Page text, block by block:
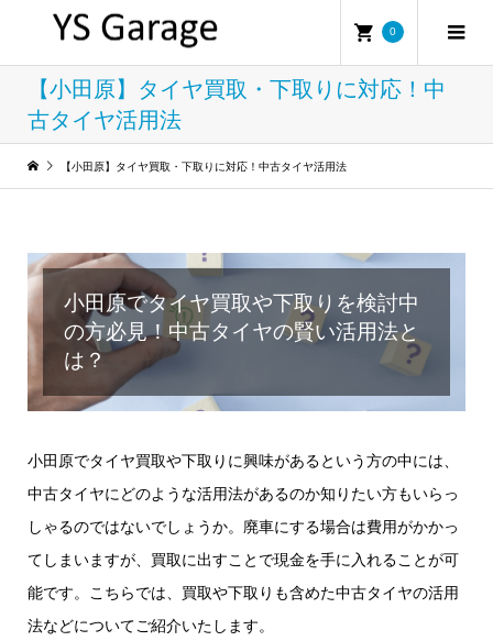
0
【小田原】タイヤ買取・下取りに対応！中
古タイヤ活用法
【小田原】タイヤ買取・下取りに対応！中古タイヤ活用法
小田原でタイヤ買取や下取りを検討中
の方必見！中古タイヤの賢い活用法と
は？
小田原でタイヤ買取や下取りに興味があるという方の中には、
中古タイヤにどのような活用法があるのか知りたい方もいらっ
しゃるのではないでしょうか。廃車にする場合は費用がかかっ
てしまいますが、買取に出すことで現金を手に入れることが可
能です。こちらでは、買取や下取りも含めた中古タイヤの活用
法などについてご紹介いたします。